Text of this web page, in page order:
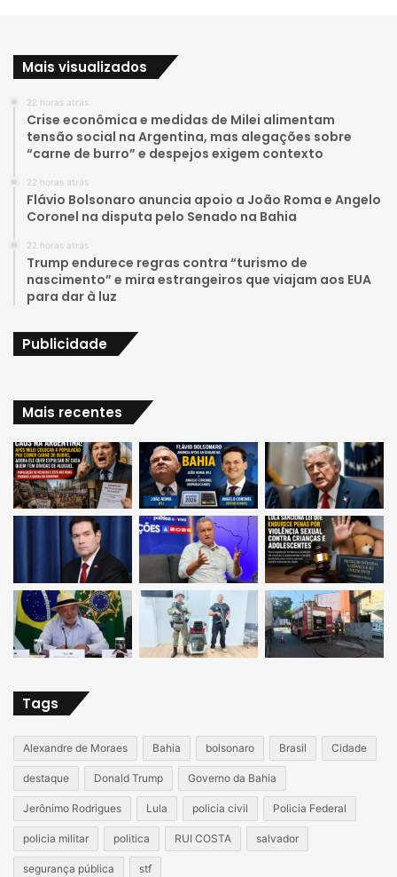
b
g
a
Mais visualizados
22 horas atrás
Crise econômica e medidas de Milei alimentam
tensão social na Argentina, mas alegações sobre
“carne de burro” e despejos exigem contexto
22 horas atrás
Flávio Bolsonaro anuncia apoio a João Roma e Angelo
Coronel na disputa pelo Senado na Bahia
22 horas atrás
Trump endurece regras contra “turismo de
nascimento” e mira estrangeiros que viajam aos EUA
para dar à luz
Publicidade
Mais recentes
Tags
Alexandre de Moraes Bahia bolsonaro Brasil Cidade
destaque Donald Trump Governo da Bahia
Jerônimo Rodrigues Lula policia civil Policia Federal
policia militar politica RUI COSTA salvador
segurança pública stf